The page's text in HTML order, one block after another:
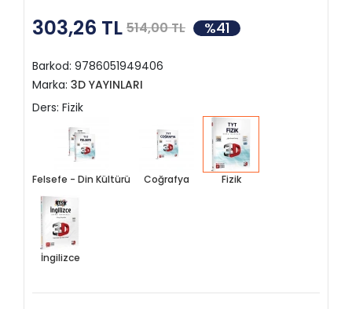
303,26 TL 514,00 TL %41
Barkod: 9786051949406
Marka: 3D YAYINLARI
Ders: Fizik
Felsefe - Din Kültürü Coğrafya Fizik
İngilizce